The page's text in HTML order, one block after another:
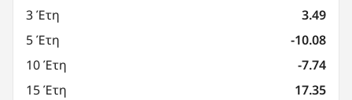
3 Έτη
3.49
5 Έτη
-10.08
10 Έτη
-7.74
15 Έτη
17.35